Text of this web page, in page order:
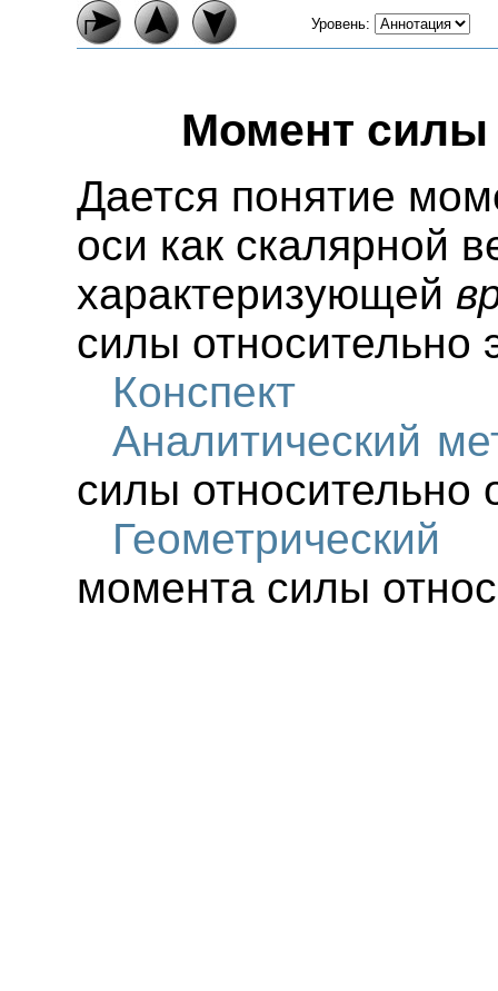
Уровень:
Момент силы
Дается понятие
оси как скалярной
характеризующей
силы относительно
Конспект
Аналитический
силы относительно
момента силы